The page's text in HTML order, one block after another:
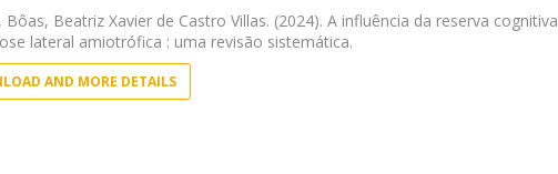
, Bôas, Beatriz Xavier de Castro Villas. (2024). A influência da reserva
lateral amiotrófica : uma revisão sistemática.
AND MORE DETAILS